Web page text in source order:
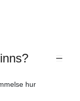
hur